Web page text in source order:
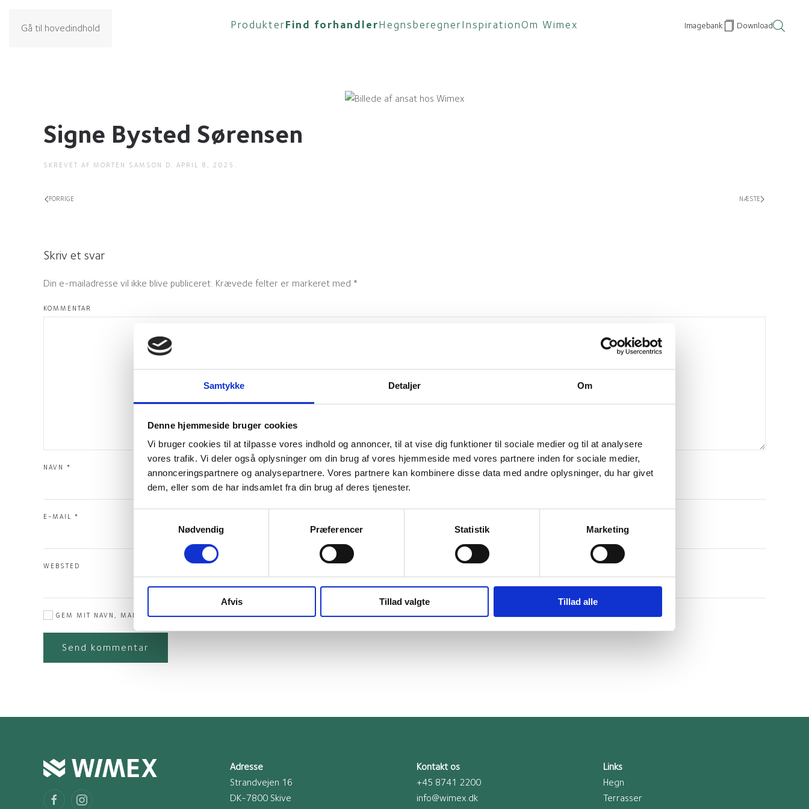
Samtykke Detaljer Om
Denne hjemmeside bruger cookies
Vi bruger cookies til at tilpasse vores indhold og annoncer, til at vise dig funktioner til sociale medier og til at analysere
vores trafik. Vi deler også oplysninger om din brug af vores hjemmeside med vores partnere inden for sociale medier,
annonceringspartnere og analysepartnere. Vores partnere kan kombinere disse data med andre oplysninger, du har givet
dem, eller som de har indsamlet fra din brug af deres tjenester.
Nødvendig
Præferencer Statistik Marketing
Afvis Tillad valgte Tillad alle
Gå til hovedindhold ProdukterFind forhandlerHegnsberegnerInspirationOm Wimex Imagebank Download
Signe Bysted Sørensen
SKREVET AF MORTEN SAMSON D. APRIL 8, 2025 .
FORRIGE NÆSTE
Skriv et svar
Din e-mailadresse vil ikke blive publiceret. Krævede felter er markeret med *
KOMMENTAR
NAVN *
E-MAIL *
WEBSTED
GEM MIT NAVN, MAIL OG WEBSTED I DENNE BROWSER TIL NÆSTE GANG JEG KOMMENTERER.
Send kommentar
Adresse
Strandvejen 16
DK-7800 Skive
Kontakt os
+45 8741 2200
info@wimex.dk
Links
Hegn
Terrasser